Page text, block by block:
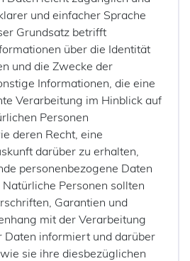
und einfacher Sprache
Grundsatz betrifft
über die Identität
und die Zwecke der
Informationen, die eine
Verarbeitung im Hinblick auf
Personen
deren Recht, eine
darüber zu erhalten,
personenbezogene Daten
Personen sollten
Garantien und
mit der Verarbeitung
Daten informiert und darüber
sie ihre diesbezüglichen